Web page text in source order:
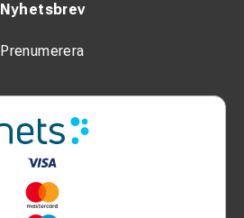
Nyhetsbrev
Prenumerera